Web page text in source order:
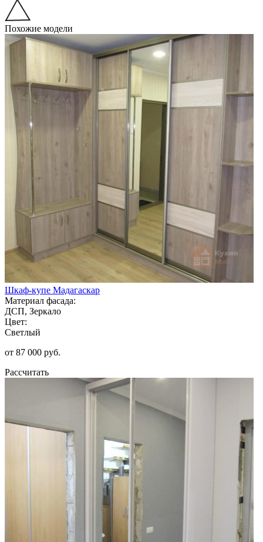
Похожие модели
Шкаф-купе Мадагаскар
Материал фасада:
ДСП, Зеркало
Цвет:
Светлый
от 87 000 руб.
Рассчитать